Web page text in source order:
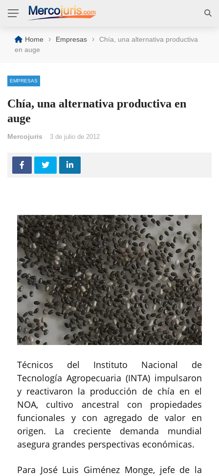
Home › Empresas ›
Chía, una alternativa productiva
en auge
EMPRESAS
Chía, una alternativa productiva en
auge
Mercojuris 3 de julio de 2012
Técnicos del Instituto Nacional de
Tecnología Agropecuaria (INTA) impulsaron
y reactivaron la producción de chía en el
NOA, cultivo ancestral con propiedades
funcionales y con agregado de valor en
origen. La creciente demanda mundial
asegura grandes perspectivas económicas.
Para José Luis Giménez Monge, jefe de la